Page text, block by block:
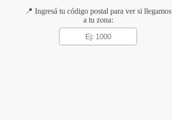
📍 Ingresá tu código postal para ver si llegamos
a tu zona: